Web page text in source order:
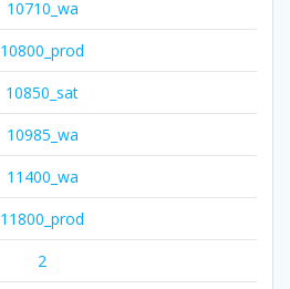
10710_wa
10800_prod
10850_sat
10985_wa
11400_wa
11800_prod
2